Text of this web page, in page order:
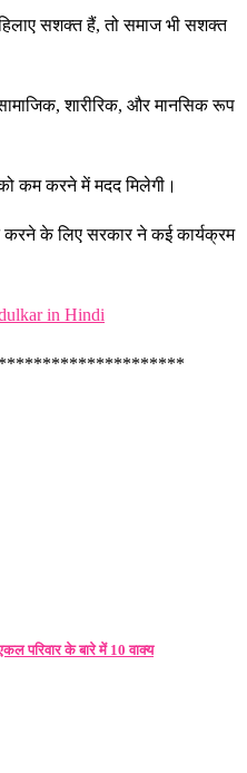
सशक्त हैं, तो समाज भी सशक्त
शारीरिक, और मानसिक रूप
कम करने में मदद मिलेगी।
करने के लिए सरकार ने कई कार्यक्रम
in Hindi
परिवार के बारे में 10 वाक्य